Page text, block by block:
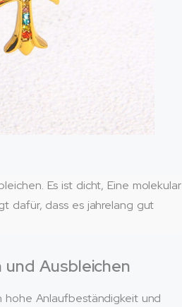
Es ist dicht, Eine molekular
dafür, dass es jahrelang gut
Ausbleichen
hohe Anlaufbeständigkeit und